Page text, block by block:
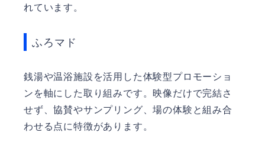
れています。
ふろマド
銭湯や温浴施設を活用した体験型プロモーショ
ンを軸にした取り組みです。映像だけで完結さ
せず、協賛やサンプリング、場の体験と組み合
わせる点に特徴があります。